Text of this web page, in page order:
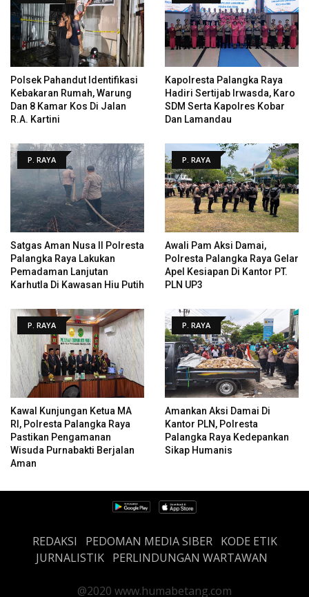
Polsek Pahandut Identifikasi
Kebakaran Rumah, Warung
Dan 8 Kamar Kos Di Jalan
R.A. Kartini
Kapolresta Palangka Raya
Hadiri Sertijab Irwasda, Karo
SDM Serta Kapolres Kobar
Dan Lamandau
P. RAYA
Satgas Aman Nusa II Polresta
Palangka Raya Lakukan
Pemadaman Lanjutan
Karhutla Di Kawasan Hiu Putih
P. RAYA
Awali Pam Aksi Damai,
Polresta Palangka Raya Gelar
Apel Kesiapan Di Kantor PT.
PLN UP3
P. RAYA
Kawal Kunjungan Ketua MA
RI, Polresta Palangka Raya
Pastikan Pengamanan
Wisuda Purnabakti Berjalan
Aman
P. RAYA
Amankan Aksi Damai Di
Kantor PLN, Polresta
Palangka Raya Kedepankan
Sikap Humanis
REDAKSI PEDOMAN MEDIA SIBER
KODE ETIK
JURNALISTIK PERLINDUNGAN WARTAWAN
@2020 www.humabetang.com